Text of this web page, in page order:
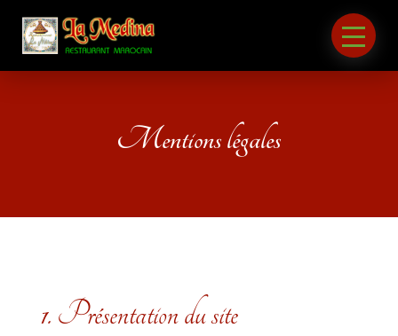
Mentions légales
1. Présentation du site